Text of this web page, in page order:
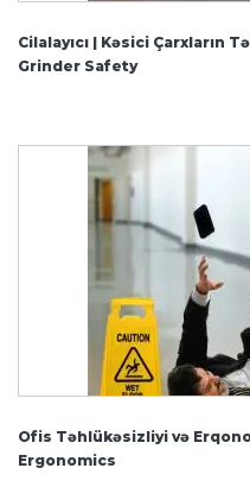
Cilalayıcı | Kəsici Çarxların
Grinder Safety
Ofis Təhlükəsizliyi və
Ergonomics